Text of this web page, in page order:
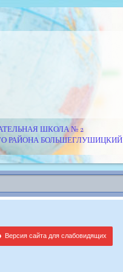
ШКОЛА № 2
РАЙОНА БОЛЬШЕГЛУШИЦКИЙ
Версия сайта для слабовидящих